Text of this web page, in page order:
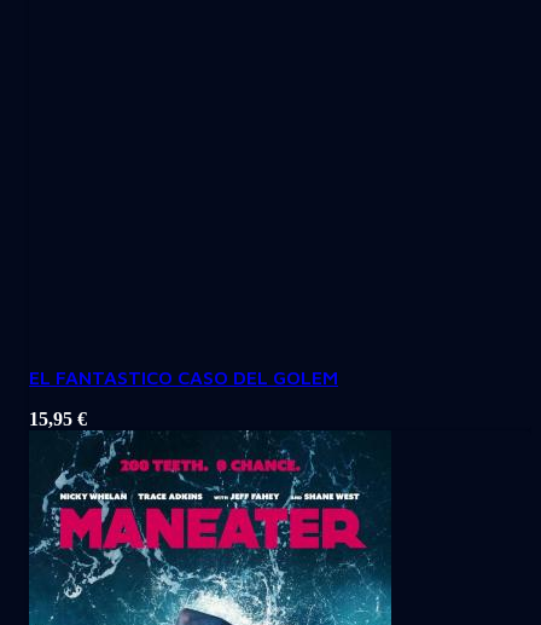
EL FANTASTICO CASO DEL GOLEM
15,95 €